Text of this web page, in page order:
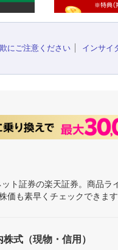
にご注意ください インサイ
ト証券の楽天証券。商品
も素早くチェックできます
株式（現物・信用）